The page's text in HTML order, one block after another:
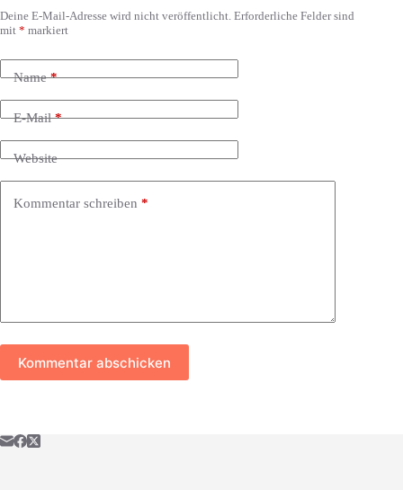
Deine E-Mail-Adresse wird nicht veröffentlicht. Erforderliche Felder sind
mit * markiert
Name*
E-Mail*
Website
Kommentar schreiben *
Kommentar abschicken